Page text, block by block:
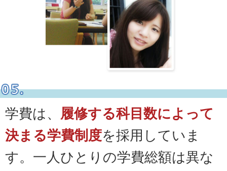
学費は、 履修する科目数によって
決まる学費制度を採用していま
す。一人ひとりの学費総額は異な